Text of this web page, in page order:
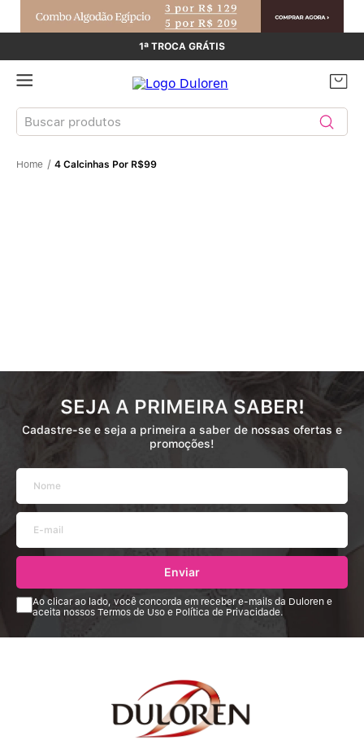
1ª TROCA GRÁTIS
Buscar produtos
4 Calcinhas Por R$99
SEJA A PRIMEIRA SABER!
Cadastre-se e seja a primeira a saber de nossas ofertas e
promoções!
Enviar
Ao clicar ao lado, você concorda em receber e-mails da Duloren e
aceita nossos Termos de Uso e Política de Privacidade.